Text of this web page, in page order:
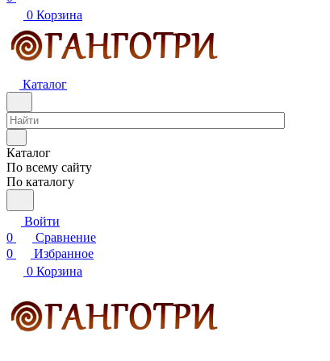
0 Корзина
Каталог
Каталог
По всему сайту
По каталогу
Войти
0
Сравнение
0
Избранное
0 Корзина